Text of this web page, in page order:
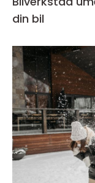
din bil